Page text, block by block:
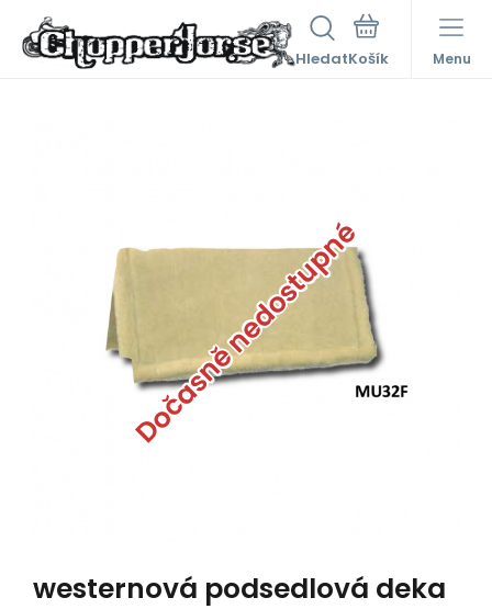
Hledat Menu
Dočasně nedostupné
westernová podsedlová deka